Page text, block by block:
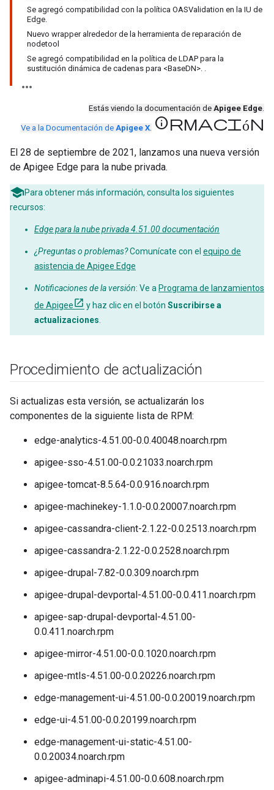
Se agregó compatibilidad con la política OASValidation en la IU de
Edge.
Nuevo wrapper alrededor de la herramienta de reparación de
nodetool
Se agregó compatibilidad en la política de LDAP para la
sustitución dinámica de cadenas para <BaseDN>. .
Estás viendo la documentación de Apigee Edge.
Ve a la Documentación de Apigee X. información
El 28 de septiembre de 2021, lanzamos una nueva versión
de Apigee Edge para la nube privada.
Para obtener más información, consulta los siguientes
recursos:
Edge para la nube privada 4.51.00 documentación
¿Preguntas o problemas?Comunícate con el equipo de
asistencia de Apigee Edge
Notificaciones de la versión: Ve a Programa de lanzamientos
de Apigee
y haz clic en el botón Suscribirse a
actualizaciones
Procedimiento de actualización
Si actualizas esta versión, se actualizarán los
componentes de la siguiente lista de RPM:
edge-analytics-4.51.00-0.0.40048.noarch.rpm
apigee-sso-4.51.00-0.0.21033.noarch.rpm
apigee-tomcat-8.5.64-0.0.916.noarch.rpm
apigee-machinekey-1.1.0-0.0.20007.noarch.rpm
apigee-cassandra-client-2.1.22-0.0.2513.noarch.rpm
apigee-cassandra-2.1.22-0.0.2528.noarch.rpm
apigee-drupal-7.82-0.0.309.noarch.rpm
apigee-drupal-devportal-4.51.00-0.0.411.noarch.rpm
apigee-sap-drupal-devportal-4.51.00-
0.0.411.noarch.rpm
apigee-mirror-4.51.00-0.0.1020.noarch.rpm
apigee-mtls-4.51.00-0.0.20226.noarch.rpm
edge-management-ui-4.51.00-0.0.20019.noarch.rpm
edge-ui-4.51.00-0.0.20199.noarch.rpm
edge-management-ui-static-4.51.00-
0.0.20034.noarch.rpm
apigee-adminapi-4.51.00-0.0.608.noarch.rpm